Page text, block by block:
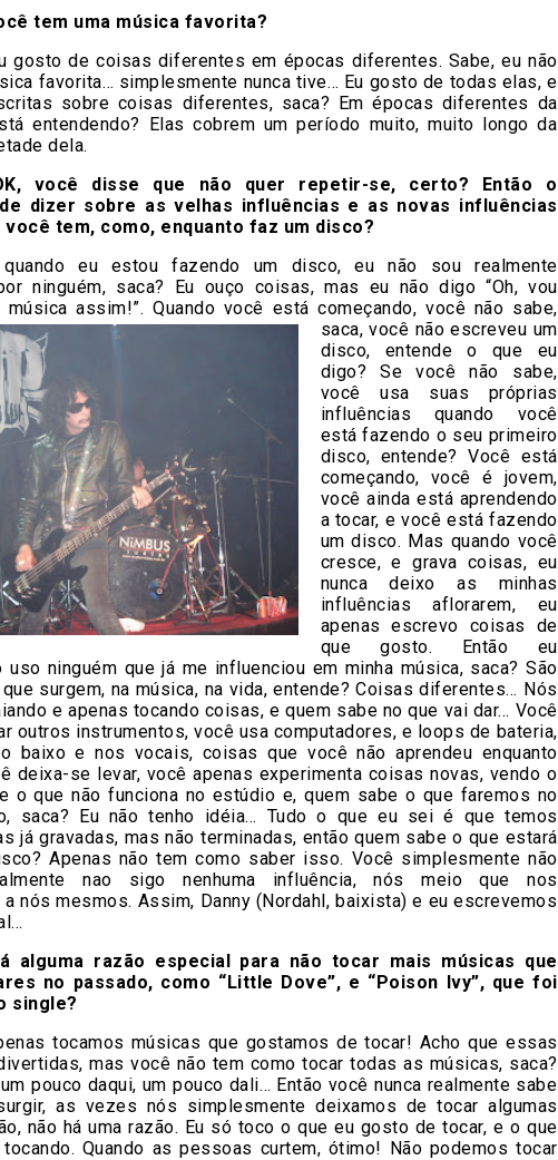
tem uma música favorita?
gosto de coisas diferentes em épocas diferentes. Sabe, eu não
favorita… simplesmente nunca tive… Eu gosto de todas elas, e
sobre coisas diferentes, saca? Em épocas diferentes da
entendendo? Elas cobrem um período muito, muito longo da
dela.
você disse que não quer repetir-se, certo? Então o
dizer sobre as velhas influências e as novas influências
você tem, como, enquanto faz um disco?
quando eu estou fazendo um disco, eu não sou realmente
ninguém, saca? Eu ouço coisas, mas eu não digo “Oh, vou
música assim!”. Quando você está começando, você não sabe,
saca, você nãoescreveu um
disco, entende o que eu
digo? Se você não sabe,
você usa suas próprias
influências quando você
está fazendo o seu primeiro
disco, entende? Você está
começando, você é jovem,
você ainda está aprendendo
a tocar, e você está fazendo
um disco. Mas quando você
cresce, e grava coisas, eu
nunca deixo as minhas
influências aflorarem, eu
apenas escrevo coisas de
que gosto. Então eu
uso ninguém que já me influenciou em minha música, saca? São
surgem, na música, na vida, entende? Coisas diferentes… Nós
e apenas tocando coisas, e quem sabe no que vai dar… Você
outros instrumentos, você usa computadores, e loops de bateria,
baixo e nos vocais, coisas que você não aprendeu enquanto
deixa-se levar, você apenas experimenta coisas novas, vendo o
o que não funciona no estúdio e, quem sabe o que faremos no
saca? Eu não tenho idéia… Tudo o que eu sei é que temos
já gravadas, mas não terminadas, então quem sabe o que estará
Apenas não tem como saber isso. Você simplesmente não
nao sigo nenhuma influência, nós meio que nos
nós mesmos. Assim, Danny (Nordahl, baixista) e eu escrevemos
alguma razão especial para não tocar mais músicas que
no passado, como “Little Dove”, e “Poison Ivy”, que foi
single?
tocamos músicas que gostamos de tocar! Acho que essas
mas você não tem como tocar todas as músicas, saca?
pouco daqui, um pouco dali… Então você nunca realmente sabe
as vezes nós simplesmente deixamos de tocar algumas
não há uma razão. Eu só toco o que eu gosto de tocar, e o que
Quando as pessoas curtem, ótimo! Não podemos tocar